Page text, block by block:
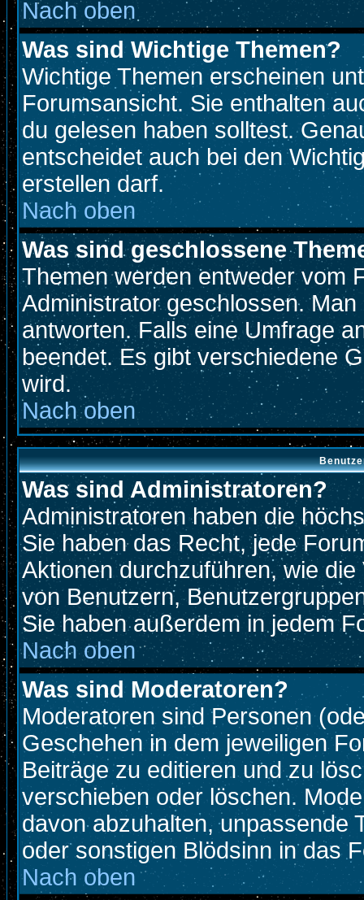
Nach oben
Was sind Wichtige Themen?
Wichtige Themen erscheinen
Forumsansicht. Sie enthalten
du gelesen haben solltest.
entscheidet auch bei den
erstellen darf.
Nach oben
Was sind geschlossene
Themen werden entweder vom
Administrator geschlossen.
antworten. Falls eine Umfrage
beendet. Es gibt verschiedene
wird.
Nach oben
Was sind Administratoren?
Administratoren haben die
Sie haben das Recht, jede
Aktionen durchzuführen, wie
von Benutzern,
Sie haben außerdem in jedem
Nach oben
Was sind Moderatoren?
Moderatoren sind Personen
Geschehen in dem jeweiligen
Beiträge zu editieren und zu
verschieben oder löschen.
davon abzuhalten, unpassende
oder sonstigen Blödsinn in das
Nach oben